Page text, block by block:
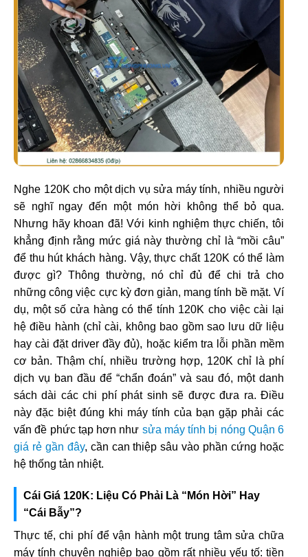
Nghe 120K cho một dịch vụ sửa máy tính, nhiều người
sẽ nghĩ ngay đến một món hời không thể bỏ qua.
Nhưng hãy khoan đã! Với kinh nghiệm thực chiến, tôi
khẳng định rằng mức giá này thường chỉ là “mồi câu”
để thu hút khách hàng. Vậy, thực chất 120K có thể làm
được gì? Thông thường, nó chỉ đủ để chi trả cho
những công việc cực kỳ đơn giản, mang tính bề mặt. Ví
dụ, một số cửa hàng có thể tính 120K cho việc cài lại
hệ điều hành (chỉ cài, không bao gồm sao lưu dữ liệu
hay cài đặt driver đầy đủ), hoặc kiểm tra lỗi phần mềm
cơ bản. Thậm chí, nhiều trường hợp, 120K chỉ là phí
dịch vụ ban đầu để “chẩn đoán” và sau đó, một danh
sách dài các chi phí phát sinh sẽ được đưa ra. Điều
này đặc biệt đúng khi máy tính của bạn gặp phải các
vấn đề phức tạp hơn như sửa máy tính bị nóng Quận 6
giá rẻ gần đây, cần can thiệp sâu vào phần cứng hoặc
hệ thống tản nhiệt.
Cái Giá 120K: Liệu Có Phải Là “Món Hời” Hay
“Cái Bẫy”?
Thực tế, chi phí để vận hành một trung tâm sửa chữa
máy tính chuyên nghiệp bao gồm rất nhiều yếu tố: tiền